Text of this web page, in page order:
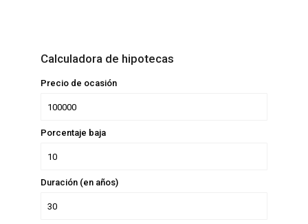
Calculadora de hipotecas
Precio de ocasión
Porcentaje baja
Duración (en años)